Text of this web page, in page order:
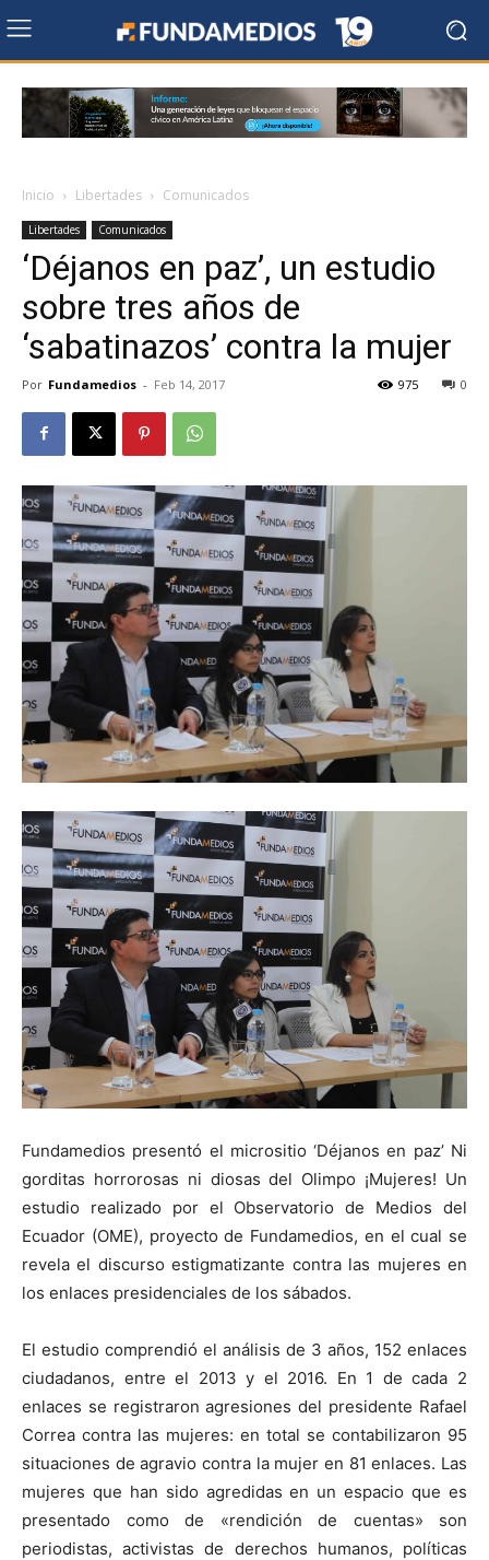
Inicio Libertades Comunicados
Libertades Comunicados
‘Déjanos en paz’, un estudio
sobre tres años de
‘sabatinazos’ contra la mujer
Por Fundamedios - Feb 14, 2017 0
975
Fundamedios presentó el micrositio ‘Déjanos en paz’ Ni
gorditas horrorosas ni diosas del Olimpo ¡Mujeres! Un
estudio realizado por el Observatorio de Medios del
Ecuador (OME), proyecto de Fundamedios, en el cual se
revela el discurso estigmatizante contra las mujeres en
los enlaces presidenciales de los sábados.
El estudio comprendió el análisis de 3 años, 152 enlaces
ciudadanos, entre el 2013 y el 2016. En 1 de cada 2
enlaces se registraron agresiones del presidente Rafael
Correa contra las mujeres: en total se contabilizaron 95
situaciones de agravio contra la mujer en 81 enlaces. Las
mujeres que han sido agredidas en un espacio que es
presentado como de «rendición de cuentas» son
periodistas, activistas de derechos humanos, políticas